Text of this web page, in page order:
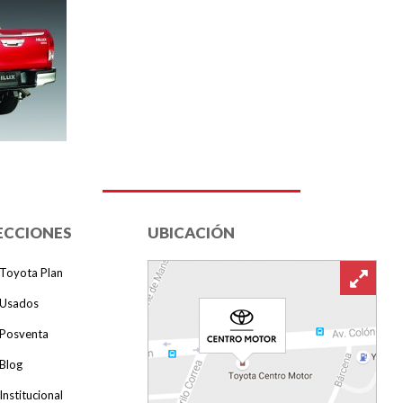
Toyota Plan
Usados
Posventa
Blog
Institucional
UBICACIÓN